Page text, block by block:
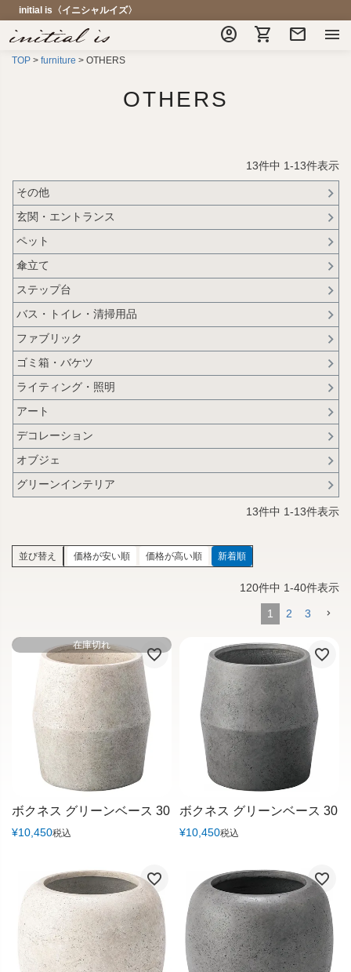
initial is〈イニシャルイズ〉
account_circle shopping_cart mail menu
TOP furniture OTHERS
OTHERS
13件中 1-13件表示
その他
玄関・エントランス
ペット
傘立て
ステップ台
バス・トイレ・清掃用品
ファブリック
ゴミ箱・バケツ
ライティング・照明
アート
デコレーション
オブジェ
グリーンインテリア
13件中 1-13件表示
並び替え 価格が安い順 価格が高い順 新着順
120件中 1-40件表示
1 2 3
ボクネス グリーンベース 30
¥10,450税込
在庫切れ
ボクネス グリーンベース 30
¥10,450税込